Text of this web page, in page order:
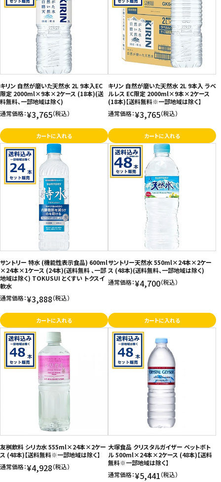
キリン 自然が磨いた天然水 2L 9本入EC
限定 2000ml×9本×2ケース (18本)(送
料無料、一部地域は除く)
通常価格：¥3,765（税込）
カートに入れる
キリン 自然が磨いた天然水 2L 9本入 ラベ
ルレス EC限定 2000ml×9本×2ケース
(18本)【送料無料※一部地域は除く】
通常価格：¥3,765（税込）
カートに入れる
サントリー 特水 (機能性表示食品) 600ml
×24本×1ケース (24本)(送料無料 、一部
地域は除く) TOKUSUI とくすい トクスイ
軟水
通常価格：¥3,888（税込）
カートに入れる
サントリー天然水 550ml×24本×2ケー
ス (48本)(送料無料、一部地域は除く)
通常価格：¥4,700（税込）
カートに入れる
友桝飲料 シリカ水 555ml×24本×2ケー
ス (48本)【送料無料※一部地域は除く】
通常価格：¥4,928（税込）
大塚食品 クリスタルガイザー ペットボト
ル 500ml×24本×2ケース (48本)【送料
無料※一部地域は除く】
通常価格：¥5,441（税込）